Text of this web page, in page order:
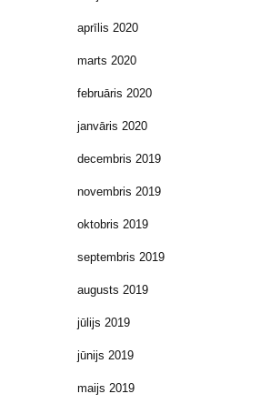
aprīlis 2020
marts 2020
februāris 2020
janvāris 2020
decembris 2019
novembris 2019
oktobris 2019
septembris 2019
augusts 2019
jūlijs 2019
jūnijs 2019
maijs 2019